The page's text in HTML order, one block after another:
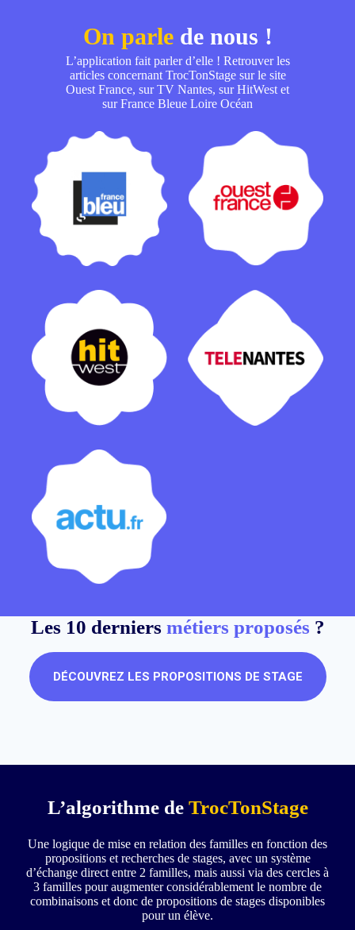
On parlede nous !
L’application fait parler d’elle ! Retrouver les
articles concernant TrocTonStage sur le site
Ouest France, sur TV Nantes, sur HitWest et
sur France Bleue Loire Océan
Les 10 derniers métiers proposés ?
DÉCOUVREZ LES PROPOSITIONS DE STAGE
L’algorithme de TrocTonStage
Une logique de mise en relation des familles en fonction des
propositions et recherches de stages, avec un système
d’échange direct entre 2 familles, mais aussi via des cercles à
3 familles pour augmenter considérablement le nombre de
combinaisons et donc de propositions de stages disponibles
pour un élève.